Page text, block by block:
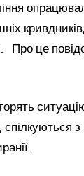
Про це